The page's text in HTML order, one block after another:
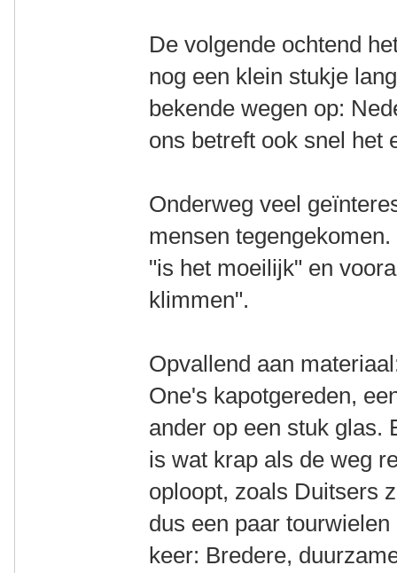
De volgende ochtend
nog een klein stukje
bekende wegen op:
ons betreft ook snel het
Onderweg veel
mensen
"is het moeilijk" en
klimmen".
Opvallend aan
One's kapotgereden,
ander op een stuk glas.
is wat krap als de weg
oploopt, zoals Duitsers
dus een paar
keer: Bredere,